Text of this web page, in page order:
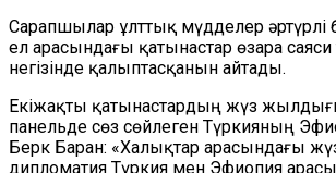
Сарапшылар ұлттық мүдделер әртүрлі
ел арасындағы қатынастар өзара саяси
негізінде қалыптасқанын айтады.
Екіжақты қатынастардың жүз
панельде сөз сөйлеген Түркияның
Берк Баран: «Халықтар арасындағы
дипломатия Түркия мен Эфиопия